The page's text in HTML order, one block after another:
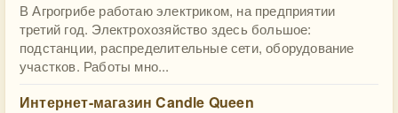
В Агрогрибе работаю электриком, на предприятии
третий год. Электрохозяйство здесь большое:
подстанции, распределительные сети, оборудование
участков. Работы мно...
Интернет-магазин Candle Queen